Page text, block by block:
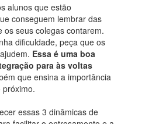
alunos que estão
conseguem lembrar das
os seus colegas contarem.
dificuldade, peça que os
Essa é uma boa
para às voltas
que ensina a importância
essas 3 dinâmicas de